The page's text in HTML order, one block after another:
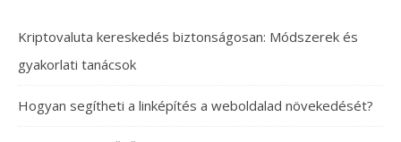
Kriptovaluta kereskedés biztonságosan: Módszerek és
gyakorlati tanácsok
Hogyan segítheti a linképítés a weboldalad növekedését?